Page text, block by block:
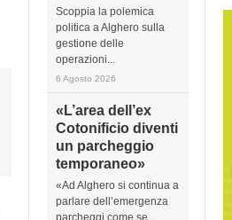
Scoppia la polemica
politica a Alghero sulla
gestione delle
operazioni...
6 Agosto 2026
«L’area dell’ex
Cotonificio diventi
un parcheggio
temporaneo»
«Ad Alghero si continua a
parlare dell’emergenza
parcheggi come se...